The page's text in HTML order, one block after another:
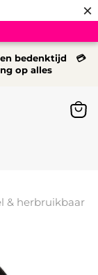
×
bedenktijd 💳
op alles
& herbruikbaar